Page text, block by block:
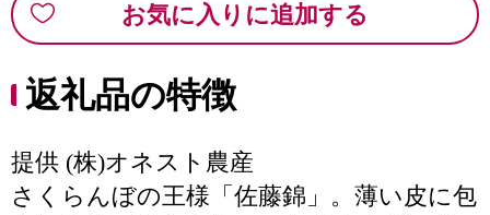
お気に入りに追加する
返礼品の特徴
提供 (株)オネスト農産
さくらんぼの王様「佐藤錦」。薄い皮に包